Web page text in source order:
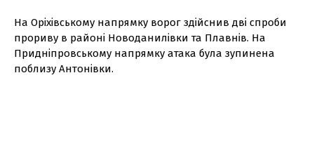
На Оріхівському напрямку ворог здійснив дві спроби
прориву в районі Новоданилівки та Плавнів. На
Придніпровському напрямку атака була зупинена
поблизу Антонівки.